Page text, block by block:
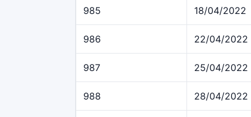
985 18/04/2022
986 22/04/2022
987 25/04/2022
988 28/04/2022